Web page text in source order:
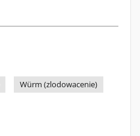
Würm (zlodowacenie)